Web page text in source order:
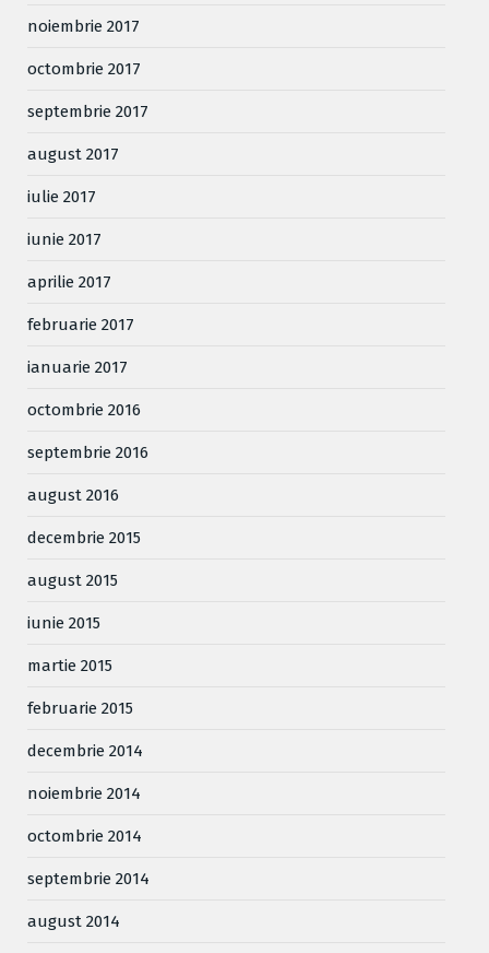
noiembrie 2017
octombrie 2017
septembrie 2017
august 2017
iulie 2017
iunie 2017
aprilie 2017
februarie 2017
ianuarie 2017
octombrie 2016
septembrie 2016
august 2016
decembrie 2015
august 2015
iunie 2015
martie 2015
februarie 2015
decembrie 2014
noiembrie 2014
octombrie 2014
septembrie 2014
august 2014